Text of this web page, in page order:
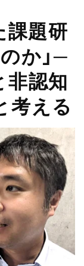
課題研
か」─
認知
考える